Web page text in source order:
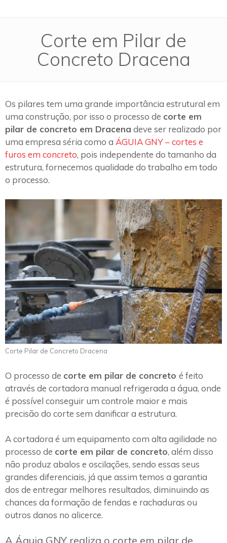
Corte em Pilar de
Concreto Dracena
Os pilares tem uma grande importância estrutural em
uma construção, por isso o processo de corte em
pilar de concreto em Dracena deve ser realizado por
uma empresa séria como a ÁGUIA GNY – cortes e
furos em concreto, pois independente do tamanho da
estrutura, fornecemos qualidade do trabalho em todo
o processo.
Corte Pilar de Concreto Dracena
O processo de corte em pilar de concreto é feito
através de cortadora manual refrigerada a água, onde
é possível conseguir um controle maior e mais
precisão do corte sem danificar a estrutura.
A cortadora é um equipamento com alta agilidade no
processo de corte em pilar de concreto, além disso
não produz abalos e oscilações, sendo essas seus
grandes diferenciais, já que assim temos a garantia
dos de entregar melhores resultados, diminuindo as
chances da formação de fendas e rachaduras ou
outros danos no alicerce.
A Águia GNY realiza o corte em pilar de